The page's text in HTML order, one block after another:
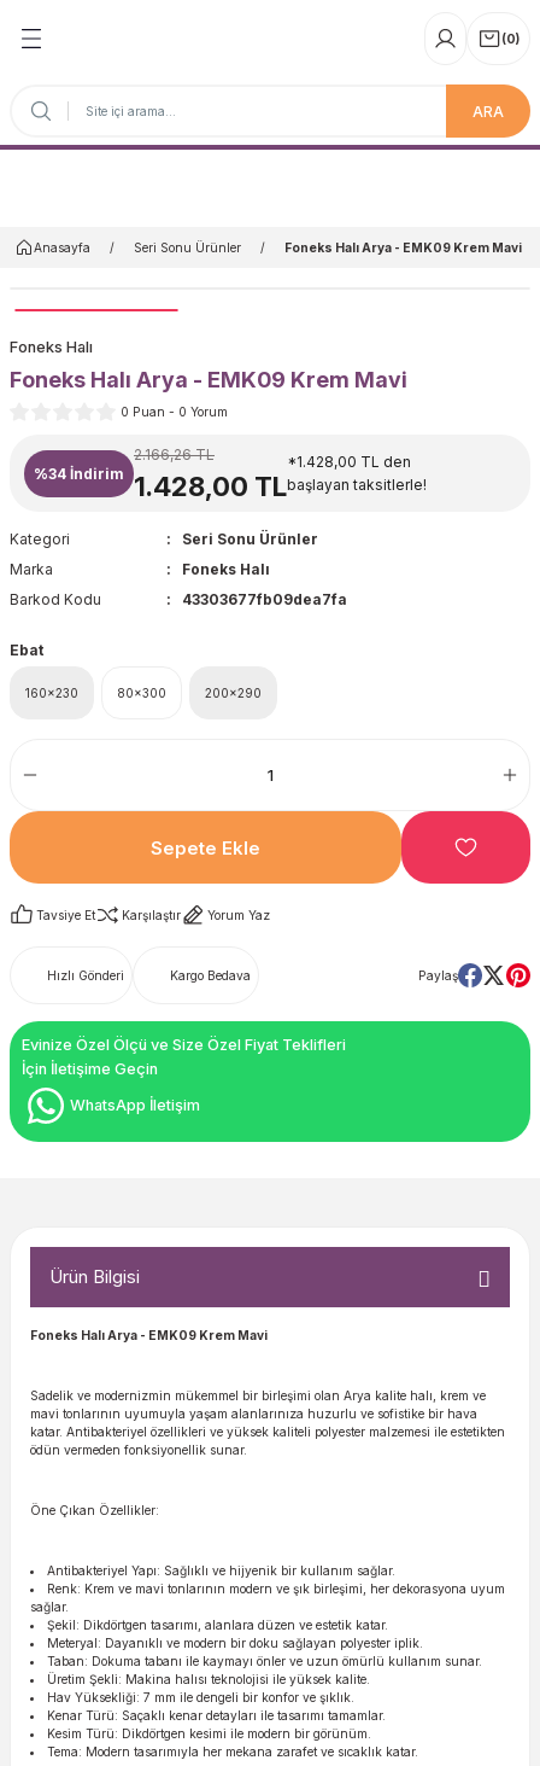
ARA
(0)
Anasayfa Seri Sonu Ürünler Foneks Halı Arya - EMK09 Krem Mavi
Foneks Halı
Foneks Halı Arya - EMK09 Krem Mavi
0 Puan - 0 Yorum
%34 İndirim
2.166,26 TL
1.428,00 TL
*1.428,00 TL den
başlayan taksitlerle!
Kategori
Seri Sonu Ürünler
Marka
Foneks Halı
Barkod Kodu
43303677fb09dea7fa
Ebat
160x230 80x300 200x290
Sepete Ekle
Tavsiye Et Karşılaştır Yorum Yaz
Hızlı Gönderi Kargo Bedava Paylaş
Evinize Özel Ölçü ve Size Özel Fiyat Teklifleri
İçin İletişime Geçin
WhatsApp İletişim
Ürün Bilgisi
Foneks Halı Arya - EMK09 Krem Mavi
Sadelik ve modernizmin mükemmel bir birleşimi olan Arya kalite halı, krem ve
mavi tonlarının uyumuyla yaşam alanlarınıza huzurlu ve sofistike bir hava
katar. Antibakteriyel özellikleri ve yüksek kaliteli polyester malzemesi ile estetikten
ödün vermeden fonksiyonellik sunar.
Öne Çıkan Özellikler:
Antibakteriyel Yapı: Sağlıklı ve hijyenik bir kullanım sağlar.
Renk: Krem ve mavi tonlarının modern ve şık birleşimi, her dekorasyona uyum
sağlar.
Şekil: Dikdörtgen tasarımı, alanlara düzen ve estetik katar.
Meteryal: Dayanıklı ve modern bir doku sağlayan polyester iplik.
Taban: Dokuma tabanı ile kaymayı önler ve uzun ömürlü kullanım sunar.
Üretim Şekli: Makina halısı teknolojisi ile yüksek kalite.
Hav Yüksekliği: 7 mm ile dengeli bir konfor ve şıklık.
Kenar Türü: Saçaklı kenar detayları ile tasarımı tamamlar.
Kesim Türü: Dikdörtgen kesimi ile modern bir görünüm.
Tema: Modern tasarımıyla her mekana zarafet ve sıcaklık katar.